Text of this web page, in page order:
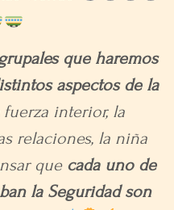
que haremos
aspectos de la
interior, la
relaciones, la niña
que cada uno de
la Seguridad son